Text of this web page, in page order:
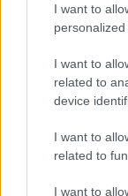
I want to
personalized
I want to
related to
device
I want to
related to
I want to